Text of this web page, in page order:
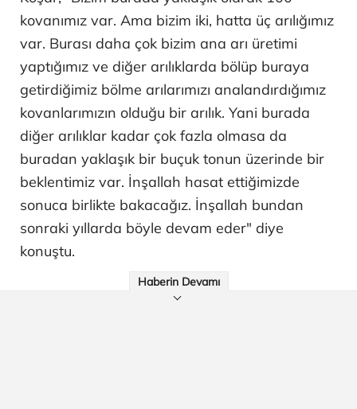
kovanımız var. Ama bizim iki, hatta üç arılığımız
var. Burası daha çok bizim ana arı üretimi
yaptığımız ve diğer arılıklarda bölüp buraya
getirdiğimiz bölme arılarımızı analandırdığımız
kovanlarımızın olduğu bir arılık. Yani burada
diğer arılıklar kadar çok fazla olmasa da
buradan yaklaşık bir buçuk tonun üzerinde bir
beklentimiz var. İnşallah hasat ettiğimizde
sonuca birlikte bakacağız. İnşallah bundan
sonraki yıllarda böyle devam eder" diye
konuştu.
Haberin Devamı